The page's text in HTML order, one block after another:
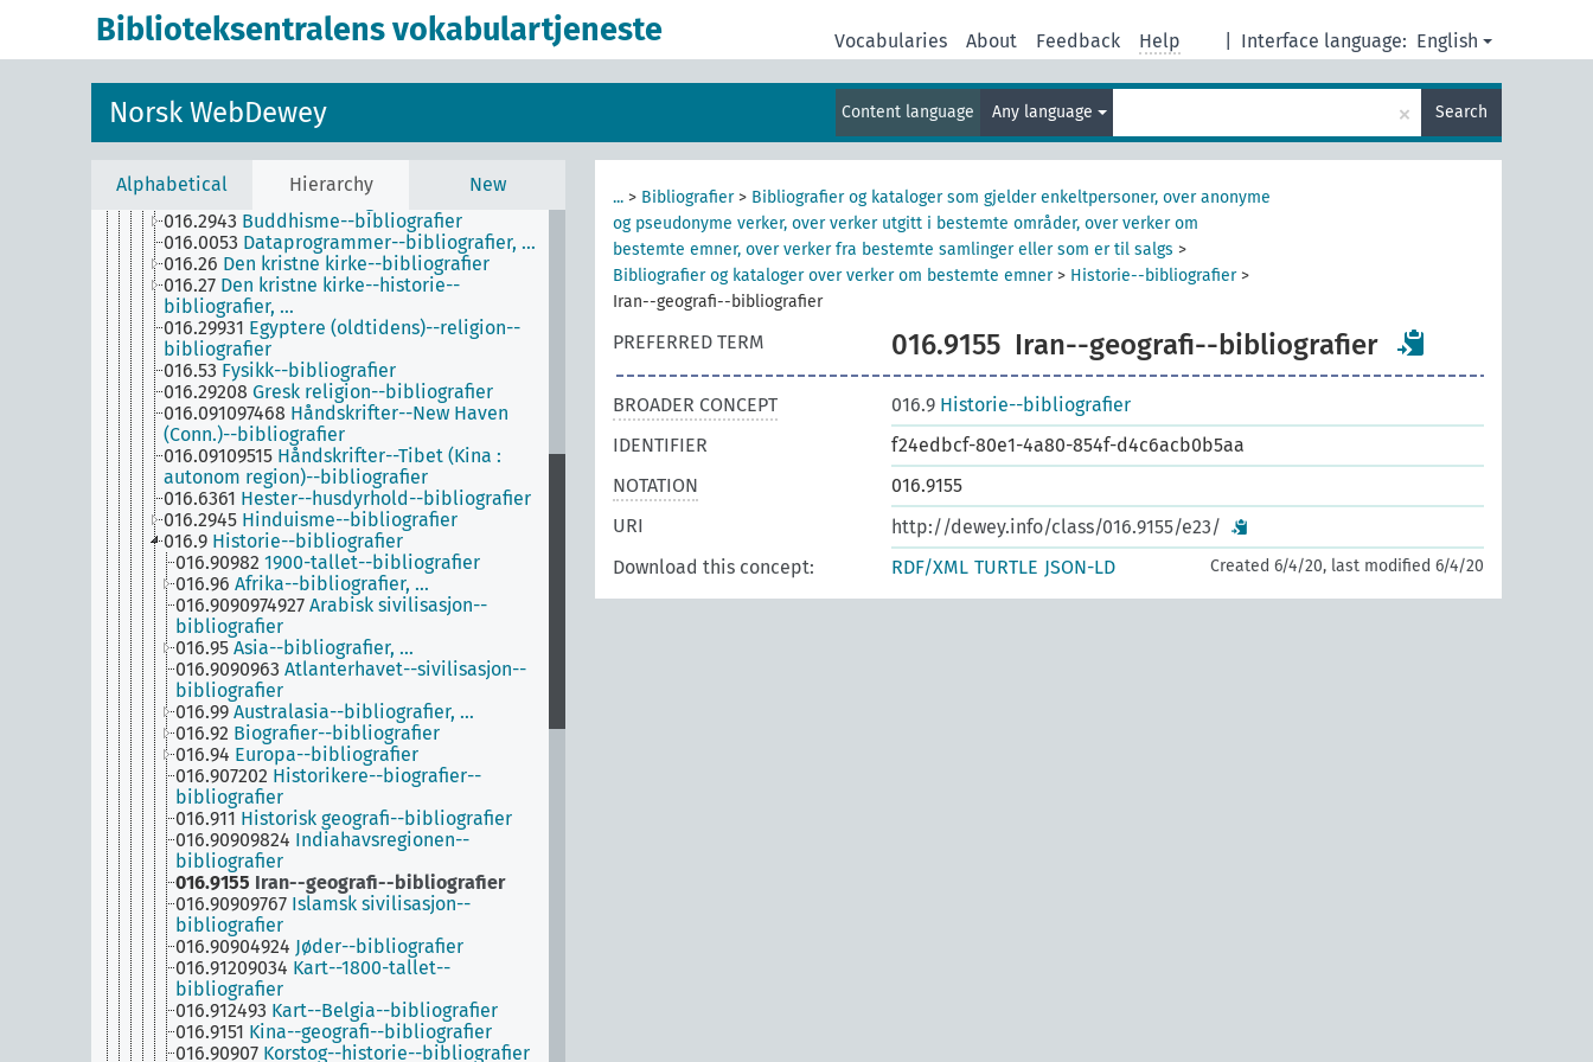
Biblioteksentralens vokabulartjeneste Interface language: English
Vocabularies About Feedback Help
Norsk WebDewey Content language Any language × Search
Alphabetical Hierarchy New
016.2996 Afrikanske religioner--bibliografier
016.016 Bibliografier--bibliografier
Bibliotekvitenskap--bibliografier, …
Bon (tibetansk religion)--
bibliografier
Botanikk--bibliografier
016.2943 Buddhisme--bibliografier
016.0053 Dataprogrammer--bibliografier, …
016.26 Den kristne kirke--bibliografier
016.27 Den kristne kirke--historie--
bibliografier, …
016.29931 Egyptere (oldtidens)--religion--
bibliografier
016.53 Fysikk--bibliografier
016.29208 Gresk religion--bibliografier
016.091097468 Håndskrifter--New Haven
(Conn.)--bibliografier
016.09109515 Håndskrifter--Tibet (Kina :
autonom region)--bibliografier
016.6361 Hester--husdyrhold--bibliografier
016.2945 Hinduisme--bibliografier
016.9 Historie--bibliografier
016.90982 1900-tallet--bibliografier
016.96 Afrika--bibliografier, …
016.9090974927 Arabisk sivilisasjon--
bibliografier
016.95 Asia--bibliografier, …
016.9090963 Atlanterhavet--sivilisasjon--
bibliografier
016.99 Australasia--bibliografier, …
016.92 Biografier--bibliografier
016.94 Europa--bibliografier
016.907202 Historikere--biografier--
bibliografier
016.911 Historisk geografi--bibliografier
016.90909824 Indiahavsregionen--
bibliografier
016.9155 Iran--geografi--bibliografier
016.90909767 Islamsk sivilisasjon--
bibliografier
016.90904924 Jøder--bibliografier
016.91209034 Kart--1800-tallet--
bibliografier
016.912493 Kart--Belgia--bibliografier
016.9151 Kina--geografi--bibliografier
016.90907 Korstog--historie--bibliografier
... > Bibliografier> Bibliografier og kataloger som gjelder enkeltpersoner, over anonyme
og pseudonyme verker, over verker utgitt i bestemte områder, over verker om
bestemte emner, over verker fra bestemte samlinger eller som er til salgs >
Bibliografier og kataloger over verker om bestemte emner> Historie--bibliografier>
Iran--geografi--bibliografier
PREFERRED TERM 016.9155 Iran--geografi--bibliografier
BROADER CONCEPT 016.9 Historie--bibliografier
IDENTIFIER
f24edbcf-80e1-4a80-854f-d4c6acb0b5aa
NOTATION
016.9155
URI
http://dewey.info/class/016.9155/e23/
Download this concept:
RDF/XML TURTLE JSON-LD Created 6/4/20, last modified 6/4/20